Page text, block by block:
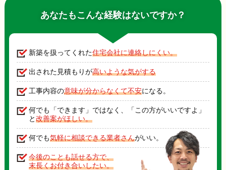
あなたもこんな経験はないですか？
新築を扱ってくれた住宅会社に連絡しにくい。
出された見積もりが高いような気がする
工事内容の意味が分からなくて不安になる。
何でも「できます」ではなく、「この方がいいですよ」
と改善案がほしい。
何でも気軽に相談できる業者さんがいい。
今後のことも話せる方で、
末長くお付き合いしたい。